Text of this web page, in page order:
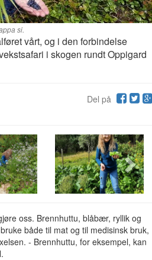
si.
vårt, og i den forbindelse
i skogen rundt Oppigard
Del på
oss. Brennhuttu, blåbær, ryllik og
både til mat og til medisinsk bruk,
- Brennhuttu, for eksempel, kan